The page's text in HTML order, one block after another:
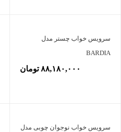
سرویس خواب چستر مدل
BARDIA
۸۸,۱۸۰,۰۰۰ تومان
سرویس خواب نوجوان چوبی مدل